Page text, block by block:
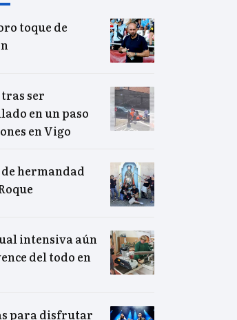
toque de
ser
en un paso
en Vigo
de hermandad
intensiva aún
del todo en
para disfrutar